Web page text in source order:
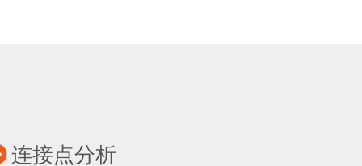
连接点分析